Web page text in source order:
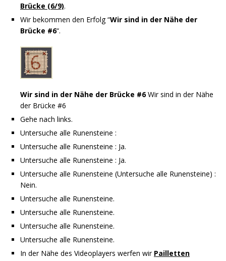
Brücke (6/9).
Wir bekommen den Erfolg “Wir sind in der Nähe der
Brücke #6“.
Wir sind in der Nähe der Brücke #6Wir sind in der Nähe
der Brücke #6
Gehe nach links.
Untersuche alle Runensteine :
Untersuche alle Runensteine : Ja.
Untersuche alle Runensteine : Ja.
Untersuche alle Runensteine (Untersuche alle Runensteine) :
Nein.
Untersuche alle Runensteine.
Untersuche alle Runensteine.
Untersuche alle Runensteine.
Untersuche alle Runensteine.
In der Nähe des Videoplayers werfen wir Pailletten